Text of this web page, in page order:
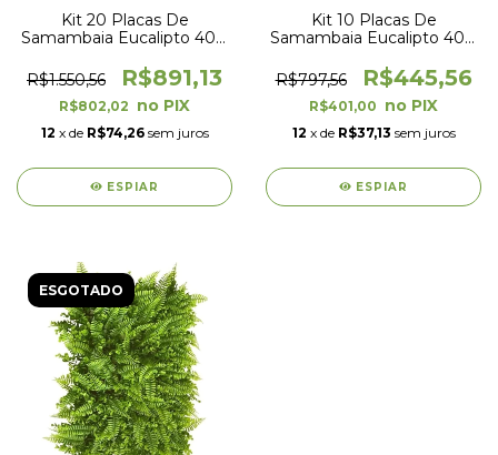
Kit 20 Placas De
Samambaia Eucalipto 40 x
Vertical
R$1.550,56 R$891,13
R$802,02
12 x de R$74,26 sem juros
ESPIAR
Kit 10 Placas De
Samambaia Eucalipto 40 x
Vertical
R$797,56 R$445,56
R$401,00
12 x de R$37,13 sem juros
ESPIAR
ESGOTADO